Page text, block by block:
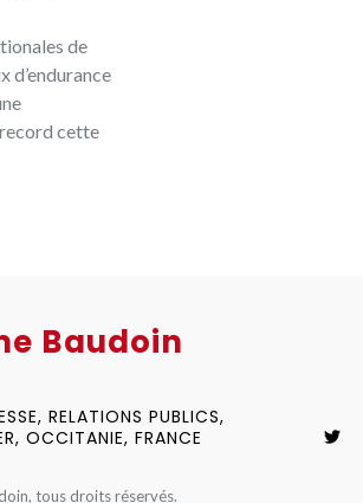
de
d’endurance
cette
Baudoin
RELATIONS PUBLICS,
OCCITANIE, FRANCE
tous droits réservés.